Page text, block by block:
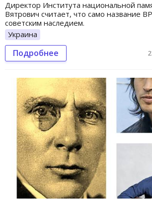
Директор Института национальной
Вятрович считает, что само название
советским наследием.
Украина
Подробнее